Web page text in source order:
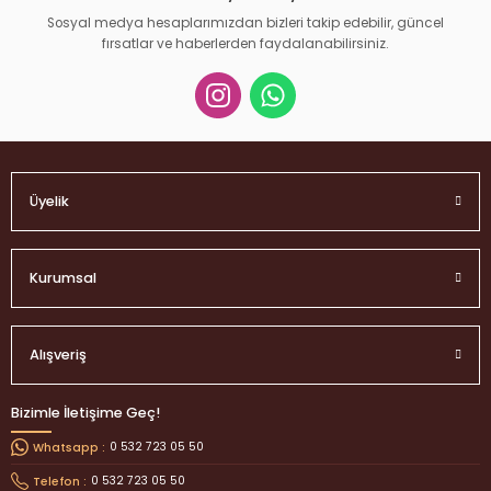
Gönder
Sosyal medya hesaplarımızdan bizleri takip edebilir, güncel
fırsatlar ve haberlerden faydalanabilirsiniz.
Üyelik
Kurumsal
Alışveriş
Bizimle İletişime Geç!
Whatsapp : 0 532 723 05 50
Telefon : 0 532 723 05 50